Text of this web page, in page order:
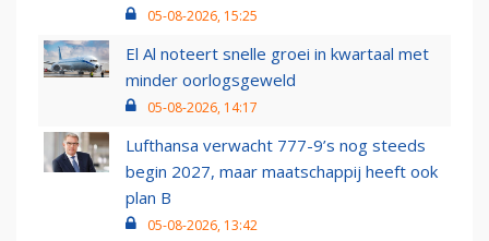
05-08-2026, 15:25
El Al noteert snelle groei in kwartaal met
minder oorlogsgeweld
05-08-2026, 14:17
Lufthansa verwacht 777-9’s nog steeds
begin 2027, maar maatschappij heeft ook
plan B
05-08-2026, 13:42